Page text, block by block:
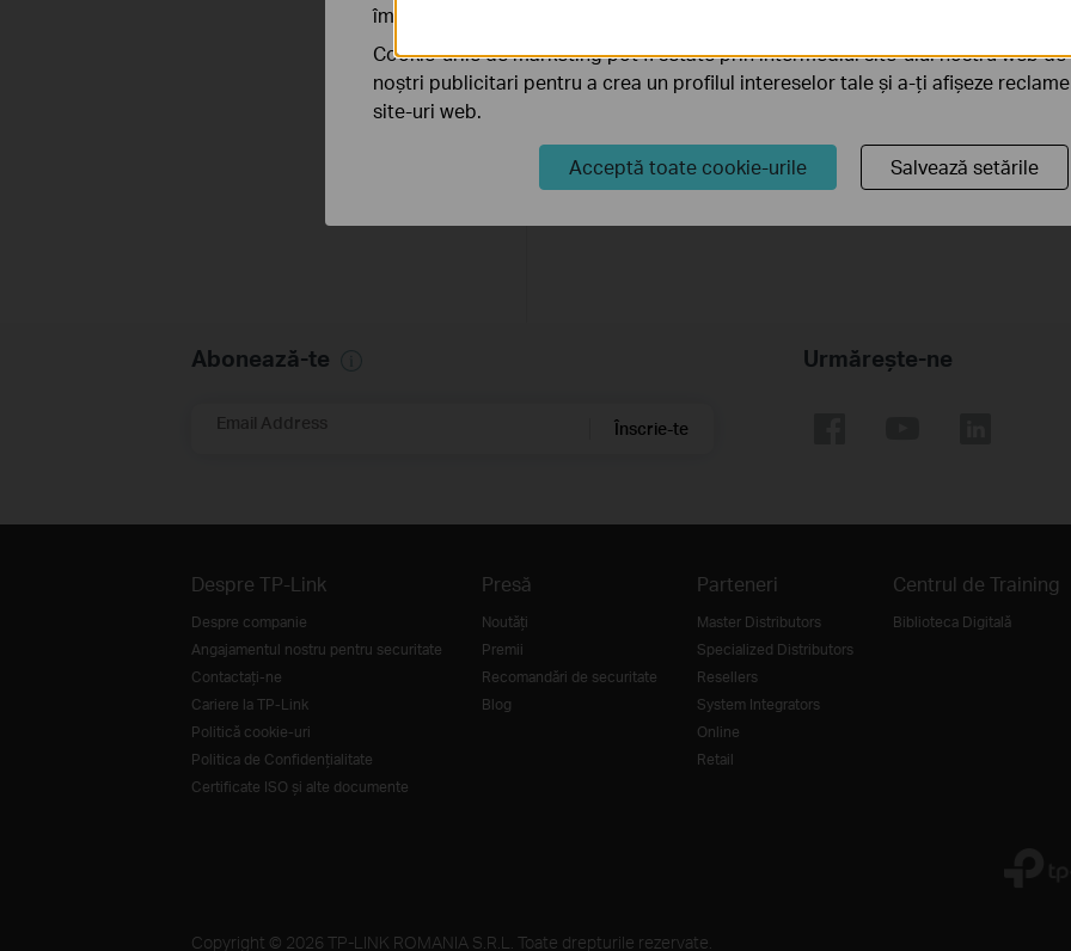
How to Clean the Filter: Tapo RV10 &
How
Abonează-te
Email Address Înscrie-te
Urmărește-ne
Despre TP-Link
Despre companie
Angajamentul nostru pentru securitate
Contactați-ne
Cariere la TP-Link
Politică cookie-uri
Politica de Confidențialitate
Certificate ISO și alte documente
Presă
Noutăţi
Premii
Recomandări de securitate
Blog
Parteneri
Master Distributors
Specialized Distributors
Resellers
System Integrators
Online
Retail
Centrul de Training
Biblioteca Digitală
Copyright © 2026 TP-LINK ROMANIA S.R.L. Toate drepturile rezervate.
îmbunătăți și ajusta funcționalitatea site-ului.
Cookie-urile de marketing pot fi setate prin intermediul site-ului nostru web
noștri publicitari pentru a crea un profilul intereselor tale și a-ți afișeze
site-uri web.
Acceptă toate cookie-urile Salvează setările